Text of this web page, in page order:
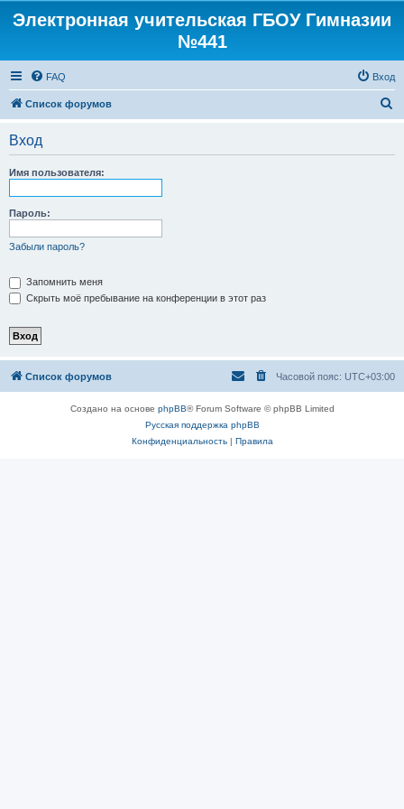
Электронная учительская ГБОУ Гимназии
№441
FAQ Вход
Список форумов
Вход
Имя пользователя:
Пароль:
Забыли пароль?
Запомнить меня
Скрыть моё пребывание на конференции в этот раз
Список форумов Часовой пояс: UTC+03:00
Создано на основе phpBB® Forum Software © phpBB Limited
Русская поддержка phpBB
Конфиденциальность| Правила